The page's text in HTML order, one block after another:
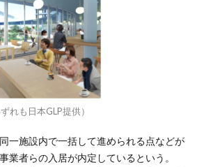
れも日本GLP提供）
一施設内で一括して進められる点などが
業者らの入居が内定しているという。